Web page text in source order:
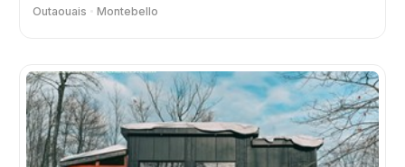
Outaouais Montebello